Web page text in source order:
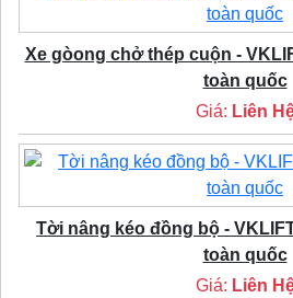
Xe gòong chở thép cuộn -
toàn quốc
Giá: Liên
Tời nâng kéo đồng bộ -
toàn quốc
Giá: Liên